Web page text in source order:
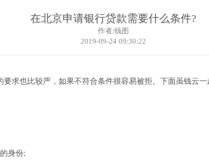
在北京申请银行贷款需要什么条件?
作者:钱图
2019-09-24 09:30:22
求也比较严，如果不符合条件很容易被拒。下面虽钱云
身份;